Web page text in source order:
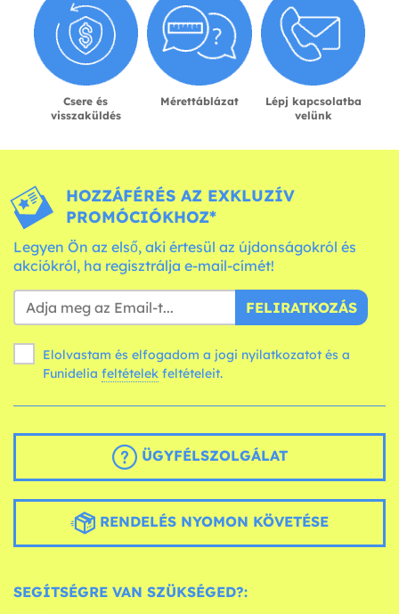
Csere és
visszaküldés
Mérettáblázat
Lépj kapcsolatba
velünk
HOZZÁFÉRÉS AZ EXKLUZÍV
PROMÓCIÓKHOZ*
Legyen Ön az első, aki értesül az újdonságokról és
akciókról, ha regisztrálja e-mail-címét!
FELIRATKOZÁS
Elolvastam és elfogadom a jogi nyilatkozatot és a
Funidelia feltételek feltételeit.
ÜGYFÉLSZOLGÁLAT
RENDELÉS NYOMON KÖVETÉSE
SEGÍTSÉGRE VAN SZÜKSÉGED?: